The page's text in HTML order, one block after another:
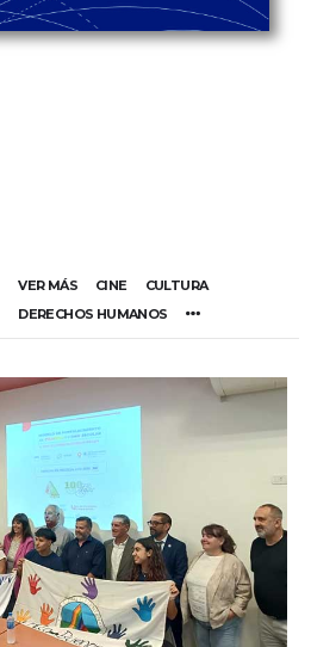
VER MÁS CINE
CULTURA
DERECHOS HUMANOS